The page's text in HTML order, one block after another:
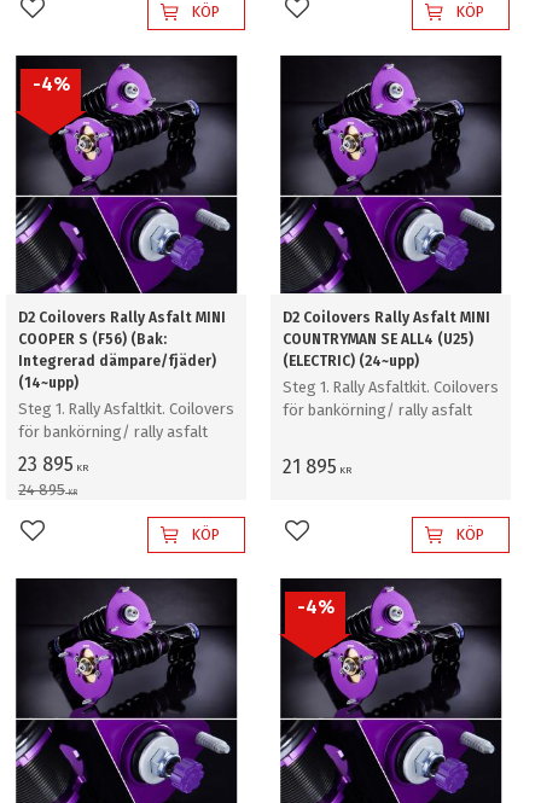
Lägg till i favoriterKÖP Lägg till i favoriterKÖP
D2 Coilovers Rally Asfalt MINI
COOPER S (F56) (Bak:
Integrerad dämpare/fjäder)
(14~upp)
Steg 1. Rally Asfaltkit. Coilovers
för bankörning/ rally asfalt
23 895 KR
24 895KR
4%
Lägg till i favoriterKÖP
D2 Coilovers Rally Asfalt MINI
COUNTRYMAN SE ALL4 (U25)
(ELECTRIC) (24~upp)
Steg 1. Rally Asfaltkit. Coilovers
för bankörning/ rally asfalt
21 895 KR
Lägg till i favoriterKÖP
4%